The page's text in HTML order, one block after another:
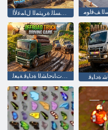
ﺓﺮﻋﻮﻟﺍ ﻕﺮﻄﻟﺍ ﻰﻠﻋ ﺕﺎﻨﺣﺎﺸﻟﺍ ﺓﺩﺎﻴﻗ ﺔﺒﻌﻟ ﺓﺩﺎﻴﻗ